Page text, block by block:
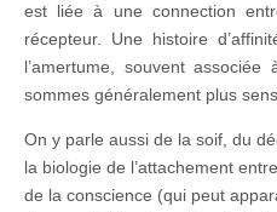
est liée à une connection
récepteur. Une histoire
l’amertume, souvent
sommes généralement plus
On y parle aussi de la soif, du
la biologie de l’attachement
de la conscience (qui peut